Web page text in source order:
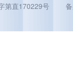
第直170229号